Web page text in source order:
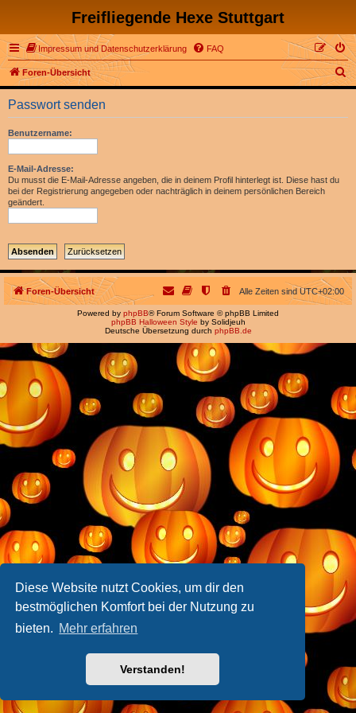
Diese Website nutzt Cookies, um dir den
bestmöglichen Komfort bei der Nutzung zu
bieten. Mehr erfahren
Verstanden!
Freifliegende Hexe Stuttgart
Impressum und Datenschutzerklärung FAQ
Foren-Übersicht
S
u
Passwort senden
Benutzername:
E-Mail-Adresse:
Du musst die E-Mail-Adresse angeben, die in deinem Profil hinterlegt ist. Diese hast du
bei der Registrierung angegeben oder nachträglich in deinem persönlichen Bereich
geändert.
Foren-Übersicht Alle Zeiten sindUTC+02:00
Powered by phpBB® Forum Software © phpBB Limited
phpBB Halloween Style by Solidjeuh
Deutsche Übersetzung durch phpBB.de